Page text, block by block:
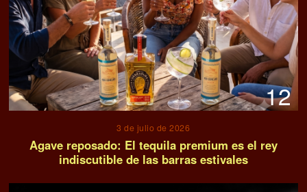
12
3 de julio de 2026
Agave reposado: El tequila premium es el rey
indiscutible de las barras estivales